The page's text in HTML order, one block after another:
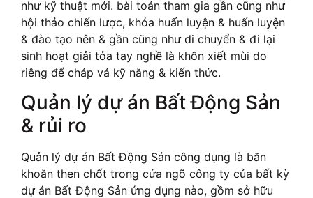
như kỹ thuật mới. bài toán tham gia gần cũng như
hội thảo chiến lược, khóa huấn luyện & huấn luyện
& đào tạo nên & gần cũng như di chuyển & đi lại
sinh hoạt giải tỏa tay nghề là khôn xiết mùi do
riêng để cháp vá kỹ năng & kiến thức.
Quản lý dự án Bất Động Sản
& rủi ro
Quản lý dự án Bất Động Sản công dụng là băn
khoăn then chốt trong cửa ngõ công ty của bất kỳ
dự án Bất Động Sản ứng dụng nào, gồm sở hữu